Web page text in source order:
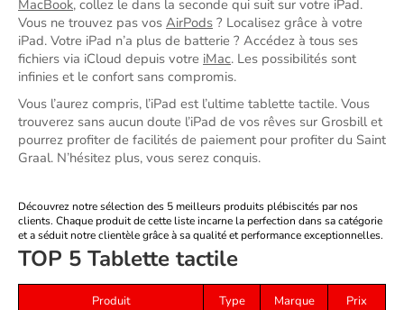
MacBook, collez le dans la seconde qui suit sur votre iPad.
Vous ne trouvez pas vos AirPods ? Localisez grâce à votre
iPad. Votre iPad n’a plus de batterie ? Accédez à tous ses
fichiers via iCloud depuis votre iMac. Les possibilités sont
infinies et le confort sans compromis.
Vous l’aurez compris, l’iPad est l’ultime tablette tactile. Vous
trouverez sans aucun doute l’iPad de vos rêves sur Grosbill et
pourrez profiter de facilités de paiement pour profiter du Saint
Graal. N’hésitez plus, vous serez conquis.
Découvrez notre sélection des 5 meilleurs produits plébiscités par nos
clients. Chaque produit de cette liste incarne la perfection dans sa catégorie
et a séduit notre clientèle grâce à sa qualité et performance exceptionnelles.
TOP 5 Tablette tactile
Produit Type Marque
Prix